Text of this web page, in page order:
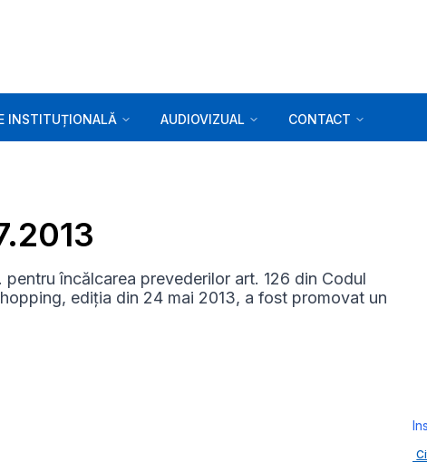
INSTITUȚIONALĂ AUDIOVIZUAL CONTACT
încălcarea prevederilor art. 126 din Codul
ediția din 24 mai 2013, a fost promovat un